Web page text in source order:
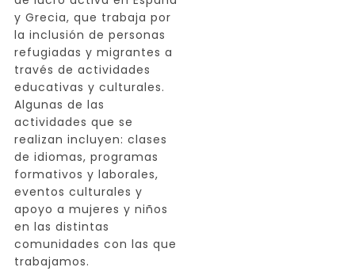
y Grecia, que trabaja por
la inclusión de personas
refugiadas y migrantes a
través de actividades
educativas y culturales.
Algunas de las
actividades que se
realizan incluyen: clases
de idiomas, programas
formativos y laborales,
eventos culturales y
apoyo a mujeres y niños
en las distintas
comunidades con las que
trabajamos.